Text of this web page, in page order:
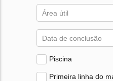
Área útil
Data de conclusão
Piscina
Primeira linha do